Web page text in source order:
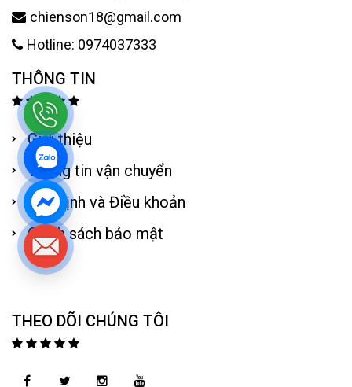
chienson18@gmail.com
Hotline: 0974037333
THÔNG TIN
Giới thiệu
Thông tin vận chuyển
Quy định và Điều khoản
Chính sách bảo mật
THEO DÕI CHÚNG TÔI